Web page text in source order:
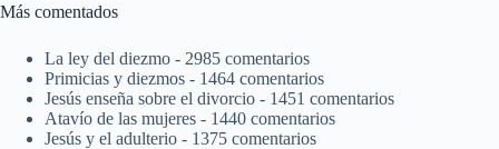
Más comentados
La ley del diezmo - 2985 comentarios
Primicias y diezmos - 1464 comentarios
Jesús enseña sobre el divorcio - 1451 comentarios
Atavío de las mujeres - 1440 comentarios
Jesús y el adulterio - 1375 comentarios